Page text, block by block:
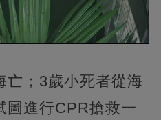
亡；3歲小死者從海
圖進行CPR搶救一